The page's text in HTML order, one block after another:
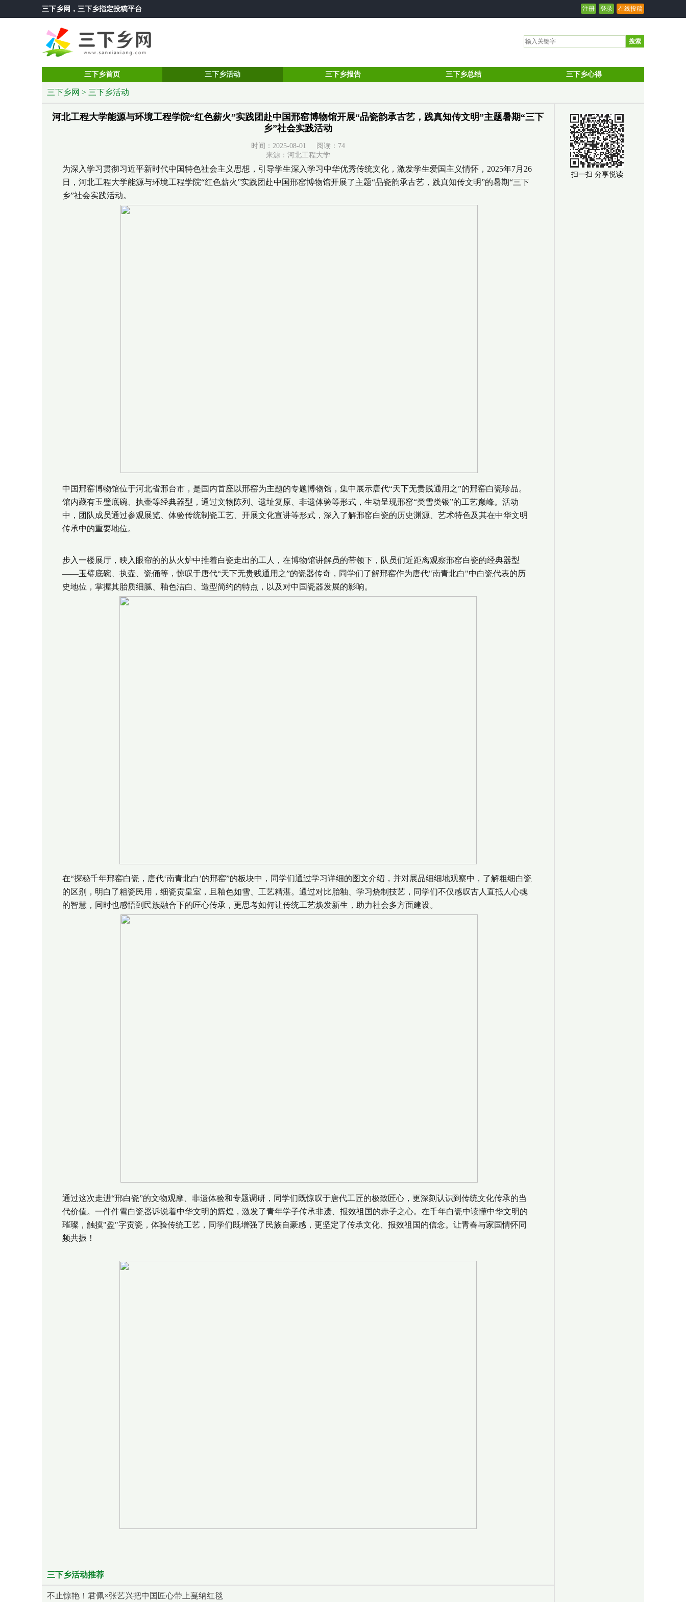
注册 登录 在线投稿
三下乡网 ，三下乡指定投稿平台
搜索
三下乡首页 三下乡活动 三下乡报告 三下乡总结 三下乡心得
三下乡网 > 三下乡活动
河北工程大学能源与环境工程学院“红色薪火”实践团赴中国邢窑博物馆开展“品瓷韵承古艺，践真知传文明”主题暑期“三下
乡”社会实践活动
时间：2025-08-01 阅读： 74
来源：河北工程大学
为深入学习贯彻习近平新时代中国特色社会主义思想，引导学生深入学习中华优秀传统文化，激发学生爱国主义情怀，2025年7月26
日，河北工程大学能源与环境工程学院“红色薪火”实践团赴中国邢窑博物馆开展了主题“品瓷韵承古艺，践真知传文明”的暑期“三下
乡”社会实践活动。
中国邢窑博物馆位于河北省邢台市，是国内首座以邢窑为主题的专题博物馆，集中展示唐代“天下无贵贱通用之”的邢窑白瓷珍品。
馆内藏有玉璧底碗、执壶等经典器型，通过文物陈列、遗址复原、非遗体验等形式，生动呈现邢窑“类雪类银”的工艺巅峰。活动
中，团队成员通过参观展览、体验传统制瓷工艺、开展文化宣讲等形式，深入了解邢窑白瓷的历史渊源、艺术特色及其在中华文明
传承中的重要地位。
步入一楼展厅，映入眼帘的的从火炉中推着白瓷走出的工人，在博物馆讲解员的带领下，队员们近距离观察邢窑白瓷的经典器型
——玉璧底碗、执壶、瓷俑等，惊叹于唐代“天下无贵贱通用之”的瓷器传奇，同学们了解邢窑作为唐代"南青北白"中白瓷代表的历
史地位，掌握其胎质细腻、釉色洁白、造型简约的特点，以及对中国瓷器发展的影响。
在“探秘千年邢窑白瓷，唐代‘南青北白’的邢窑”的板块中，同学们通过学习详细的图文介绍，并对展品细细地观察中，了解粗细白瓷
的区别，明白了粗瓷民用，细瓷贡皇室，且釉色如雪、工艺精湛。通过对比胎釉、学习烧制技艺，同学们不仅感叹古人直抵人心魂
的智慧，同时也感悟到民族融合下的匠心传承，更思考如何让传统工艺焕发新生，助力社会多方面建设。
通过这次走进“邢白瓷”的文物观摩、非遗体验和专题调研，同学们既惊叹于唐代工匠的极致匠心，更深刻认识到传统文化传承的当
代价值。一件件雪白瓷器诉说着中华文明的辉煌，激发了青年学子传承非遗、报效祖国的赤子之心。在千年白瓷中读懂中华文明的
璀璨，触摸"盈"字贡瓷，体验传统工艺，同学们既增强了民族自豪感，更坚定了传承文化、报效祖国的信念。让青春与家国情怀同
频共振！
三下乡活动推荐
不止惊艳！君佩×张艺兴把中国匠心带上戛纳红毯
扫一扫 分享悦读